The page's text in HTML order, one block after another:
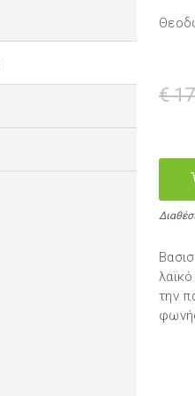
€
την